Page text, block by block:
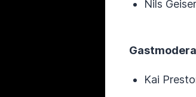
Nils
Kai